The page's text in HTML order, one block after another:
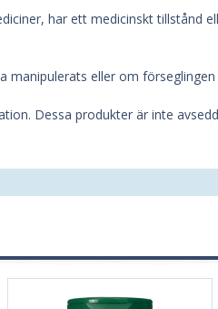
har ett medicinskt tillstånd
eller om
Dessa produkter är inte